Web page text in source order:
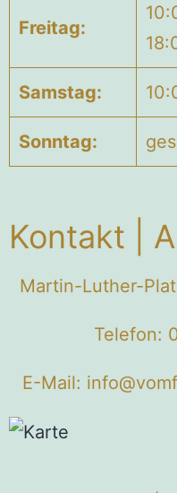
Freitag:
Samstag:
Sonntag:
Kontakt |
Martin-Luther-
Telefon:
E-Mail: